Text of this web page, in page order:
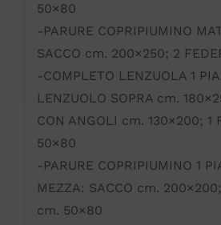
50×80
-PARURE COPRIPIUMINO
SACCO cm. 200×250; 2
-COMPLETO LENZUOLA 1
LENZUOLO SOPRA cm.
CON ANGOLI cm. 130×200; 1
50×80
-PARURE COPRIPIUMINO 1
MEZZA: SACCO cm.
cm. 50×80